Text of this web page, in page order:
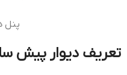
پنل
تعریف دیوار پیش